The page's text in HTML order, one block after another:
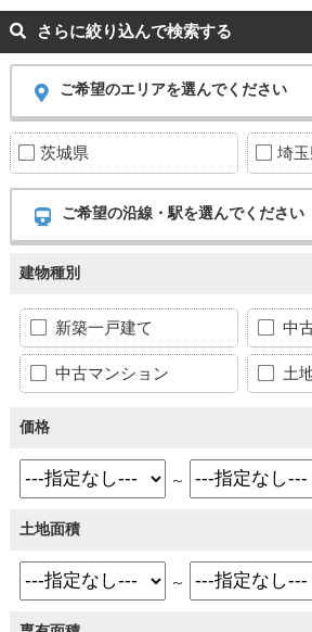
さらに絞り込んで検索する
ご希望のエリアを選んでください
茨城県 埼
ご希望の沿線・駅を選んでください
建物種別
新築一戸建て 中
中古マンション 土
価格
～
土地面積
～